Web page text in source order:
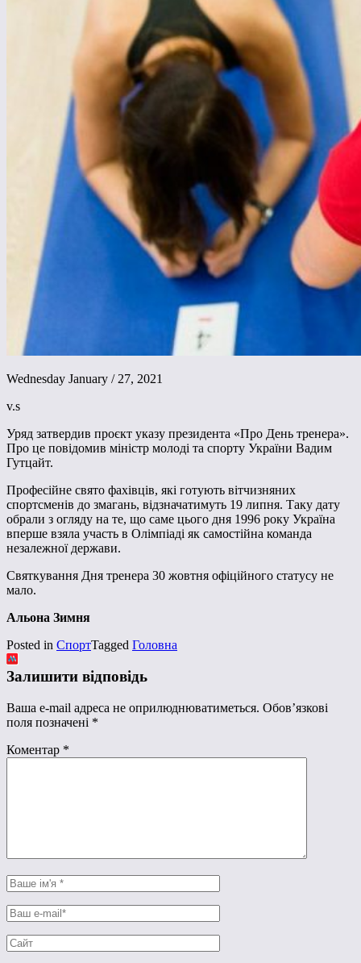
Wednesday January / 27, 2021
v.s
Уряд затвердив проєкт указу президента «Про День тренера».
Про це повідомив міністр молоді та спорту України Вадим
Гутцайт.
Професійне свято фахівців, які готують вітчизняних
спортсменів до змагань, відзначатимуть 19 липня. Таку дату
обрали з огляду на те, що саме цього дня 1996 року Україна
вперше взяла участь в Олімпіаді як самостійна команда
незалежної держави.
Святкування Дня тренера 30 жовтня офіційного статусу не
мало.
Альона Зимня
Posted in СпортTagged Головна
Залишити відповідь
Ваша e-mail адреса не оприлюднюватиметься. Обов’язкові
поля позначені *
Коментар *